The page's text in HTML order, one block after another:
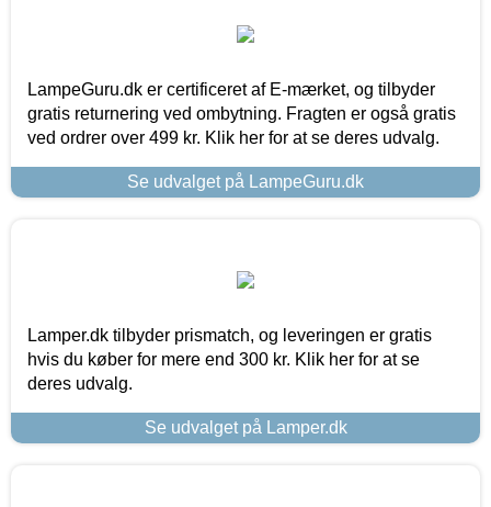
LampeGuru.dk er certificeret af E-mærket, og tilbyder
gratis returnering ved ombytning. Fragten er også gratis
ved ordrer over 499 kr. Klik her for at se deres udvalg.
Se udvalget på LampeGuru.dk
Lamper.dk tilbyder prismatch, og leveringen er gratis
hvis du køber for mere end 300 kr. Klik her for at se
deres udvalg.
Se udvalget på Lamper.dk